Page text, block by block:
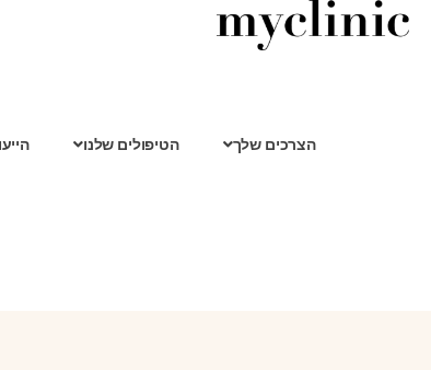
הצרכים שלך הטיפולים שלנו